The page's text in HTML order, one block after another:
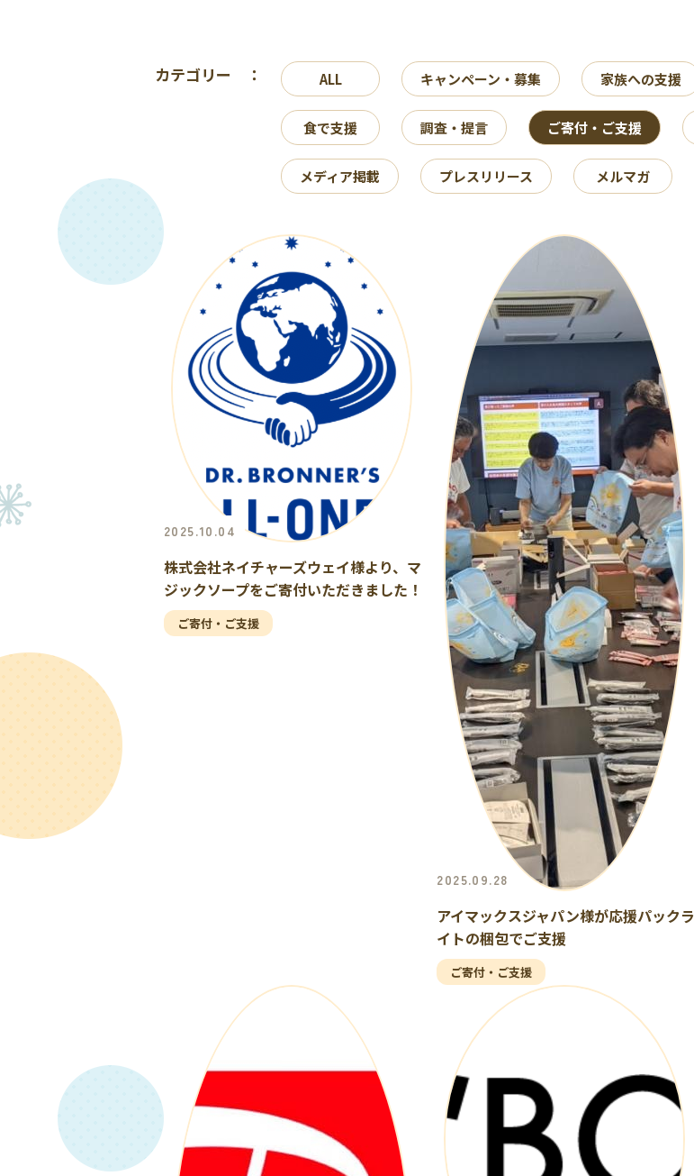
カテゴリー ： ALL キャンペーン・募集 家族への支援
食で支援 調査・提言 ご寄付・ご支援
メディア掲載 プレスリリース メルマガ
2025.10.04
株式会社ネイチャーズウェイ様より、マ
ジックソープをご寄付いただきました！
ご寄付・ご支援
2025.09.28
アイマックスジャパン様が応援パックラ
イトの梱包でご支援
ご寄付・ご支援